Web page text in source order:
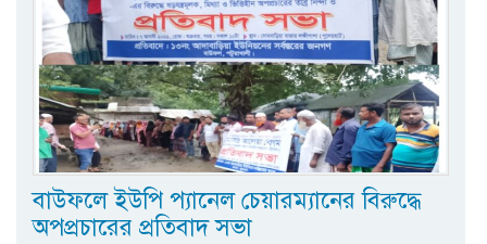
বাউফলে ইউপি প্যানেল চেয়ারম্যানের বিরুদ্ধে
অপপ্রচারের প্রতিবাদ সভা